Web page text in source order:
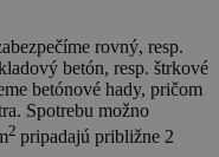
rovný, resp.
betón, resp. štrkové
betónové hady, pričom
Spotrebu možno
2 pripadajú približne 2